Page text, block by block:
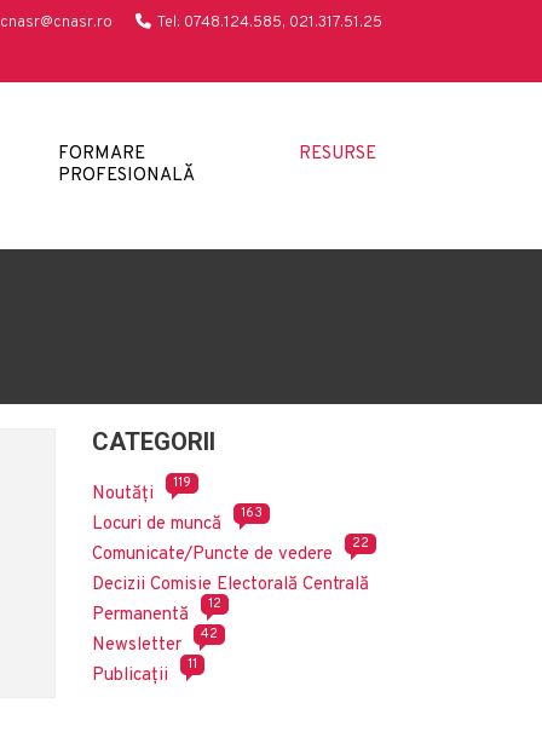
cnasr@cnasr.ro Tel: 0748.124.585, 021.317.51.25
FORMARE
PROFESIONALĂ
RESURSE
CATEGORII
Noutăți 119
Locuri de muncă 163
Comunicate/Puncte de vedere 22
Decizii Comisie Electorală Centrală
Permanentă
12
Newsletter 42
Publicații 11